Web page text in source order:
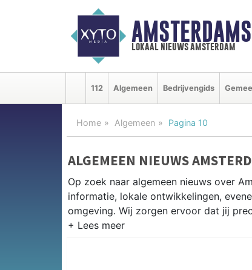
lokaal nieuws amsterdam
112 Algemeen Bedrijvengids
Home Algemeen Pagina 10
ALGEMEEN NIEUWS
Op zoek naar algemeen nieuws over
informatie, lokale ontwikkelingen,
omgeving. Wij zorgen ervoor dat jij
Van wegwerkzaamheden op de Ring